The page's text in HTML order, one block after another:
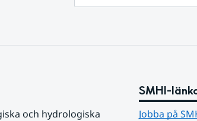
och hydrologiska
SMHI-
Jobba på